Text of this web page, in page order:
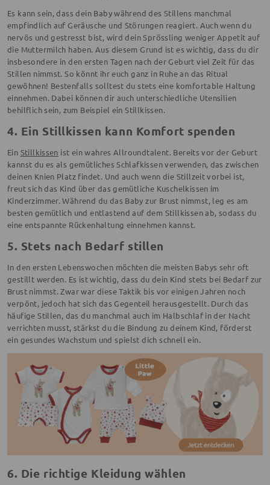
Es kann sein, dass dein Baby während des Stillens manchmal
empfindlich auf Geräusche und Störungen reagiert. Auch wenn du
nervös und gestresst bist, wird dein Sprössling weniger Appetit auf
die Muttermilch haben. Aus diesem Grund ist es wichtig, dass du dir
insbesondere in den ersten Tagen nach der Geburt viel Zeit für das
Stillen nimmst. So könnt ihr euch ganz in Ruhe an das Ritual
gewöhnen! Bestenfalls solltest du stets eine komfortable Haltung
einnehmen. Dabei können dir auch unterschiedliche Utensilien
behilflich sein, zum Beispiel ein Stillkissen.
4. Ein Stillkissen kann Komfort spenden
Ein Stillkissen ist ein wahres Allroundtalent. Bereits vor der Geburt
kannst du es als gemütliches Schlafkissen verwenden, das zwischen
deinen Knien Platz findet. Und auch wenn die Stillzeit vorbei ist,
freut sich das Kind über das gemütliche Kuschelkissen im
Kinderzimmer. Während du das Baby zur Brust nimmst, leg es am
besten gemütlich und entlastend auf dem Stillkissen ab, sodass du
eine entspannte Rückenhaltung einnehmen kannst.
5. Stets nach Bedarf stillen
In den ersten Lebenswochen möchten die meisten Babys sehr oft
gestillt werden. Es ist wichtig, dass du dein Kind stets bei Bedarf zur
Brust nimmst. Zwar war diese Taktik bis vor einigen Jahren noch
verpönt, jedoch hat sich das Gegenteil herausgestellt. Durch das
häufige Stillen, das du manchmal auch im Halbschlaf in der Nacht
verrichten musst, stärkst du die Bindung zu deinem Kind, förderst
ein gesundes Wachstum und spielst dich schnell ein.
6. Die richtige Kleidung wählen